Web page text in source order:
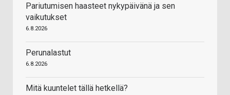
Pariutumisen haasteet nykypäivänä ja sen
vaikutukset
6.8.2026
Perunalastut
6.8.2026
Mitä kuuntelet tällä hetkellä?